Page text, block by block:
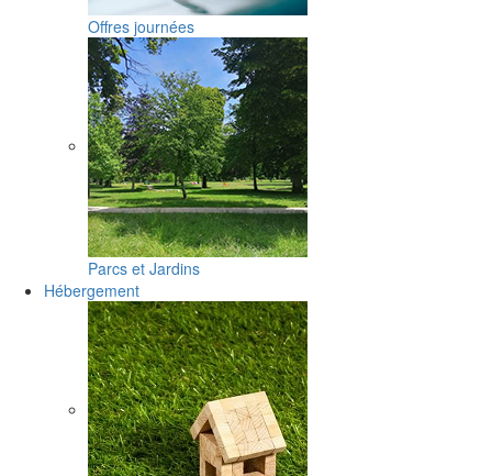
Offres journées
Parcs et Jardins
Hébergement